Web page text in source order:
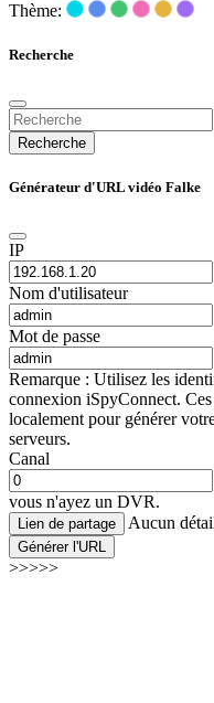
Thème:
Recherche
Recherche
Générateur d'URL vidéo Falke
IP
Nom d'utilisateur
Mot de passe
Remarque : Utilisez les
connexion iSpyConnect.
localement pour générer
serveurs.
Canal
vous n'ayez un DVR.
Lien de partage Aucun
Générer l'URL
>>>>>